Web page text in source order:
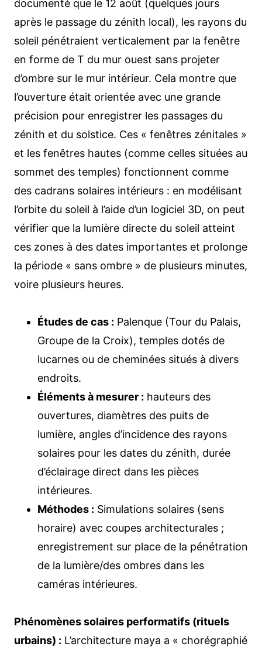
documenté que le 12 août (quelques jours
après le passage du zénith local), les rayons du
soleil pénétraient verticalement par la fenêtre
en forme de T du mur ouest sans projeter
d’ombre sur le mur intérieur. Cela montre que
l’ouverture était orientée avec une grande
précision pour enregistrer les passages du
zénith et du solstice. Ces « fenêtres zénitales »
et les fenêtres hautes (comme celles situées au
sommet des temples) fonctionnent comme
des cadrans solaires intérieurs : en modélisant
l’orbite du soleil à l’aide d’un logiciel 3D, on peut
vérifier que la lumière directe du soleil atteint
ces zones à des dates importantes et prolonge
la période « sans ombre » de plusieurs minutes,
voire plusieurs heures.
Études de cas : Palenque (Tour du Palais,
Groupe de la Croix), temples dotés de
lucarnes ou de cheminées situés à divers
endroits.
Éléments à mesurer : hauteurs des
ouvertures, diamètres des puits de
lumière, angles d’incidence des rayons
solaires pour les dates du zénith, durée
d’éclairage direct dans les pièces
intérieures.
Méthodes : Simulations solaires (sens
horaire) avec coupes architecturales ;
enregistrement sur place de la pénétration
de la lumière/des ombres dans les
caméras intérieures.
Phénomènes solaires performatifs (rituels
urbains) : L’architecture maya a « chorégraphié